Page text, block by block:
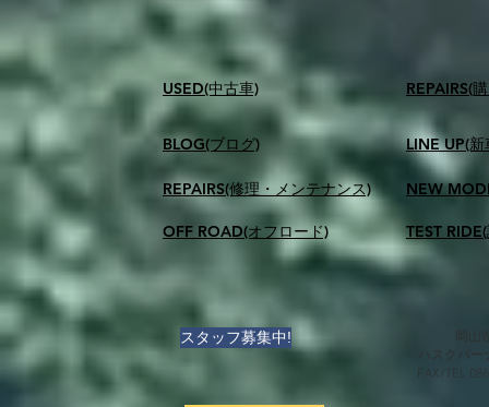
USED(中古車)
BLOG(ブログ)
REPAIRS(修理・メンテナンス)
OFF ROAD(オフロード)
​REPAIRS(
LINE UP(新
NEW
TEST
スタッフ募集中!
ハスクバ
FAX/TEL